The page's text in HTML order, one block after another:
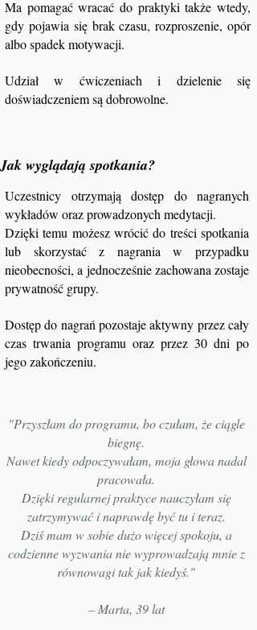
Ma pomagać wracać do praktyki także wtedy,
gdy pojawia się brak czasu, rozproszenie, opór
albo spadek motywacji.
Udział w ćwiczeniach i dzielenie się
doświadczeniem są dobrowolne.
Jak wyglądają spotkania?
Uczestnicy otrzymają dostęp do nagranych
wykładów oraz prowadzonych medytacji.
Dzięki temu możesz wrócić do treści spotkania
lub skorzystać z nagrania w przypadku
nieobecności, a jednocześnie zachowana zostaje
prywatność grupy.
Dostęp do nagrań pozostaje aktywny przez cały
czas trwania programu oraz przez 30 dni po
jego zakończeniu.
"Przyszłam do programu, bo czułam, że ciągle
biegnę.
Nawet kiedy odpoczywałam, moja głowa nadal
pracowała.
Dzięki regularnej praktyce nauczyłam się
zatrzymywać i naprawdę być tu i teraz.
Dziś mam w sobie dużo więcej spokoju, a
codzienne wyzwania nie wyprowadzają mnie z
równowagi tak jak kiedyś."
– Marta, 39 lat